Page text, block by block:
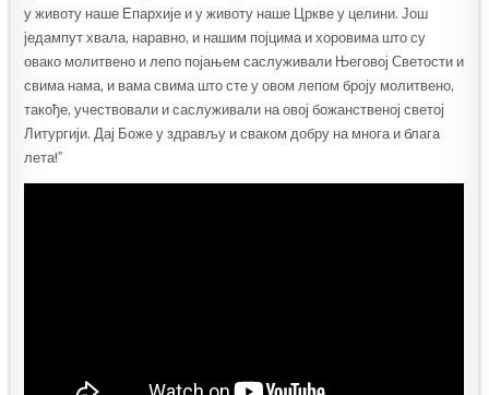
у животу наше Епархије и у животу наше Цркве у целини. Још
једампут хвала, наравно, и нашим појцима и хоровима што су
овако молитвено и лепо појањем саслуживали Његовој Светости и
свима нама, и вама свима што сте у овом лепом броју молитвено,
такође, учествовали и саслуживали на овој божанственој светој
Литургији. Дај Боже у здрављу и сваком добру на многа и блага
лета!ˮ